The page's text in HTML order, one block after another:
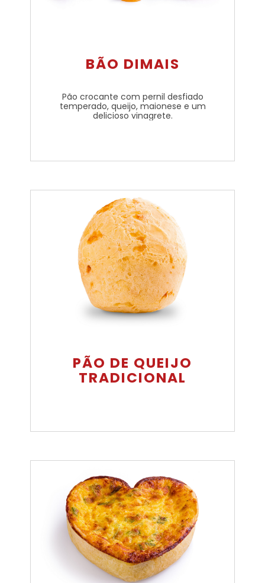
BÃO DIMAIS
Pão crocante com pernil desfiado
temperado, queijo, maionese e um
delicioso vinagrete.
PÃO DE QUEIJO
TRADICIONAL